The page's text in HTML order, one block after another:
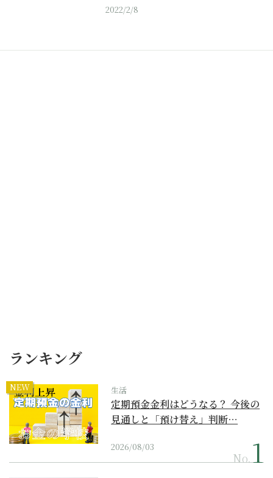
2022/2/8
ランキング
NEW 生活
定期預金金利はどうなる？ 今後の
見通しと「預け替え」判断…
2026/08/03
No.